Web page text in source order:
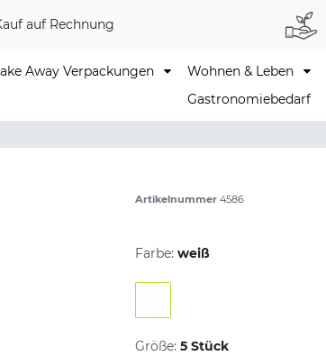
auf Rechnung
Away Verpackungen
Wohnen & Leben
Gastronomiebedarf
Artikelnummer 4586
Farbe: weiß
Größe: 5 Stück